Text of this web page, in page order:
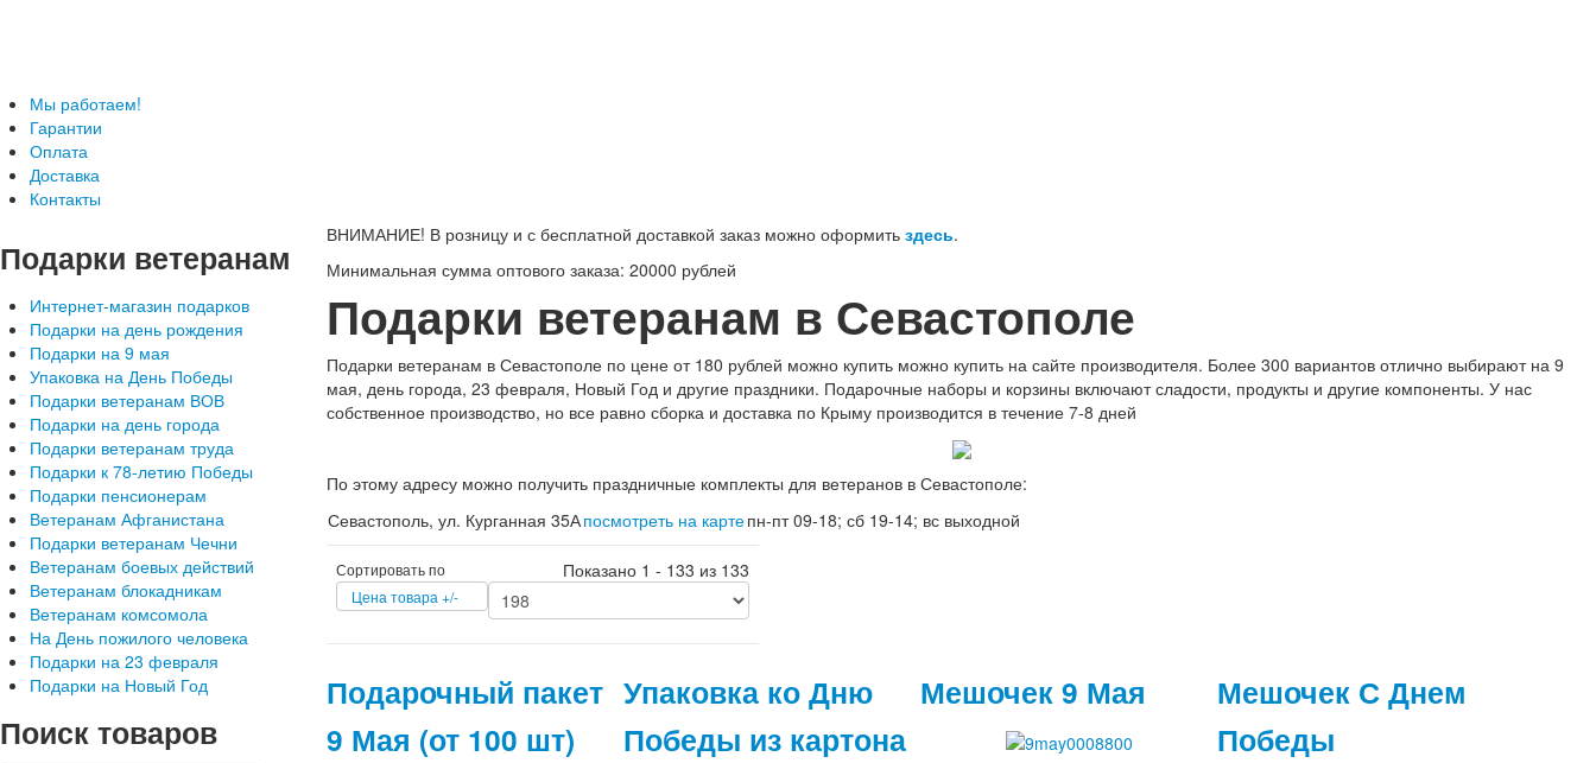
Мы работаем!
Гарантии
Оплата
Доставка
Контакты
ВНИМАНИЕ! В розницу и с бесплатной доставкой заказ можно оформить здесь.
Минимальная сумма оптового заказа: 20000 рублей
Подарки ветеранам в Севастополе
Подарки ветеранам в Севастополе по цене от 180 рублей можно купить можно купить на сайте производителя. Более 300 вариантов отлично выбирают на 9
мая, день города, 23 февраля, Новый Год и другие праздники. Подарочные наборы и корзины включают сладости, продукты и другие компоненты. У нас
собственное производство, но все равно сборка и доставка по Крыму производится в течение 7-8 дней
По этому адресу можно получить праздничные комплекты для ветеранов в Севастополе:
Севастополь, ул. Курганная 35Апосмотреть на картепн-пт 09-18; сб 19-14; вс выходной
Сортировать по
Цена товара +/-
Показано 1 - 133 из 133
Подарочный пакет
9 Мая (от 100 шт)
Упаковка ко Дню
Победы из картона
Мешочек 9 Мая
Мешочек С Днем
Победы
Подарки ветеранам
Интернет-магазин подарков
Подарки на день рождения
Подарки на 9 мая
Упаковка на День Победы
Подарки ветеранам ВОВ
Подарки на день города
Подарки ветеранам труда
Подарки к 78-летию Победы
Подарки пенсионерам
Ветеранам Афганистана
Подарки ветеранам Чечни
Ветеранам боевых действий
Ветеранам блокадникам
Ветеранам комсомола
На День пожилого человека
Подарки на 23 февраля
Подарки на Новый Год
Поисктоваров